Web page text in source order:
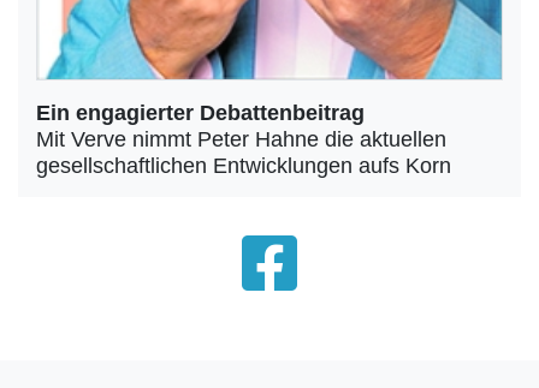
Ein engagierter Debattenbeitrag
Mit Verve nimmt Peter Hahne die aktuellen
gesellschaftlichen Entwicklungen aufs Korn